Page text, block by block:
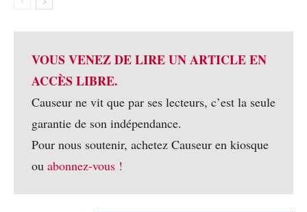
VOUS VENEZ DE LIRE UN ARTICLE EN
ACCÈS LIBRE.
Causeur ne vit que par ses lecteurs, c’est la seule
garantie de son indépendance.
Pour nous soutenir, achetez Causeur en kiosque
ou abonnez-vous !